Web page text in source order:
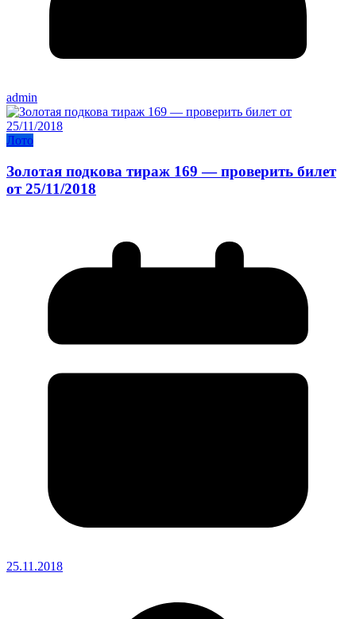
admin
Лото
Золотая подкова тираж 169 — проверить билет
от 25/11/2018
25.11.2018